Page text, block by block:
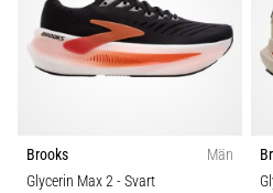
Brooks
Män
Glycerin Max 2- Svart